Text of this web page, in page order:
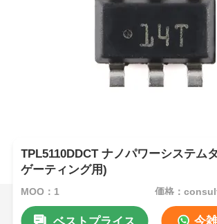
TPL5110DDCT ナノパワーシステム
ゲーティング用)
MOQ：1 価格：
今